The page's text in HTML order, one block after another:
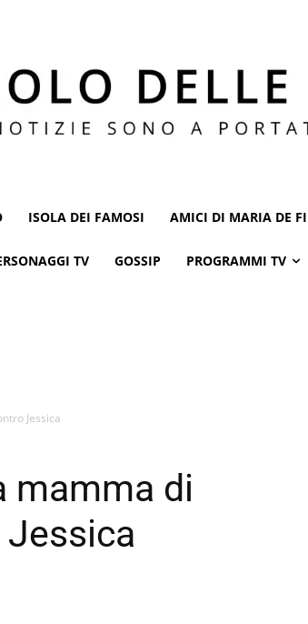
ISOLA DEI FAMOSI AMICI DI MARIA DE
TV GOSSIP PROGRAMMI TV
Jessica
mamma di